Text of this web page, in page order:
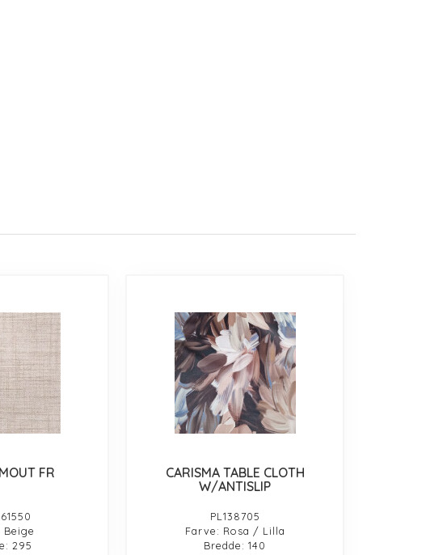
FR
Beige
295
CARISMA TABLE CLOTH
W/ANTISLIP
PL138705
Farve: Rosa / Lilla
Bredde: 140